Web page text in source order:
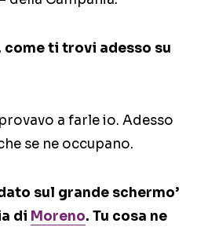
ti trovi adesso su
a farle io. Adesso
se ne occupano.
sul grande schermo’
di Moreno. Tu cosa ne